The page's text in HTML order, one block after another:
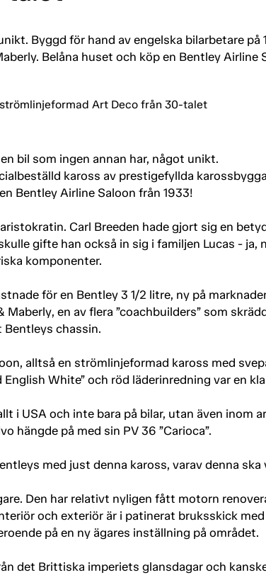
Byggd för hand av engelska bilarbetare
Belåna huset och köp en Bentley Airline
bil som ingen annan har, något unikt.
kaross av prestigefyllda
Bentley Airline Saloon från 1933!
Carl Breeden hade gjort sig en
gifte han också in sig i familjen Lucas -
komponenter.
för en Bentley 3 1/2 litre, ny på
en av flera ”coachbuilders” som
Bentleys chassin.
alltså en strömlinjeformad kaross med
White” och röd läderinredning var en
i USA och inte bara på bilar, utan även inom
hängde på med sin PV 36 ”Carioca”.
med just denna kaross, varav denna ska
Den har relativt nyligen fått motorn
och exteriör är i patinerat bruksskick
på en ny ägares inställning på området.
det Brittiska imperiets glansdagar och